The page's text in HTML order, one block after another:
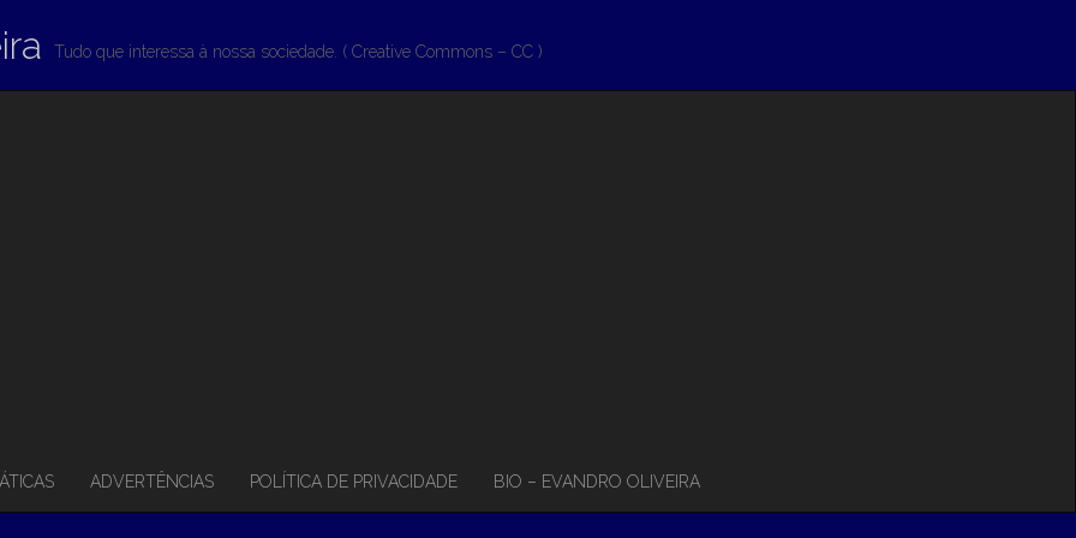
Tudo que interessa à nossa sociedade. ( Creative Commons – CC )
ADVERTÊNCIAS POLÍTICA DE PRIVACIDADE BIO – EVANDRO OLIVEIRA